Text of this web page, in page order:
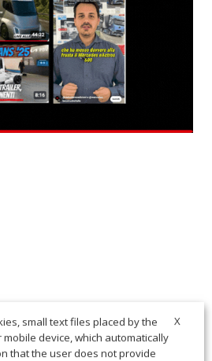
X
small text files placed by the
device, which automatically
that the user does not provide